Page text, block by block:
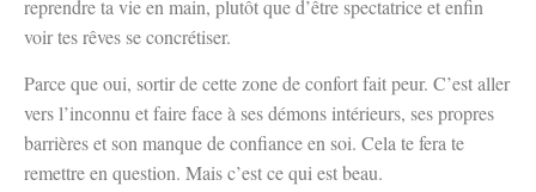
reprendre ta vie en main, plutôt que d’être spectatrice et enfin
voir tes rêves se concrétiser.
Parce que oui, sortir de cette zone de confort fait peur. C’est aller
vers l’inconnu et faire face à ses démons intérieurs, ses propres
barrières et son manque de confiance en soi. Cela te fera te
remettre en question. Mais c’est ce qui est beau.